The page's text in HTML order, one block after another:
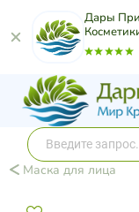
Дары
Маска для лица